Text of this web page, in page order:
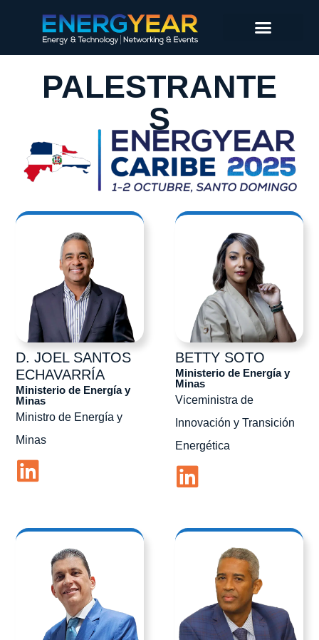
PALESTRANTE
S
D. JOELSANTOS
ECHAVARRÍA
Ministro de Energía y
Minas
Ministerio de Energía y
Minas
BETTY SOTO
Viceministra de
Innovación y Transición
Energética
Ministerio de Energía y
Minas